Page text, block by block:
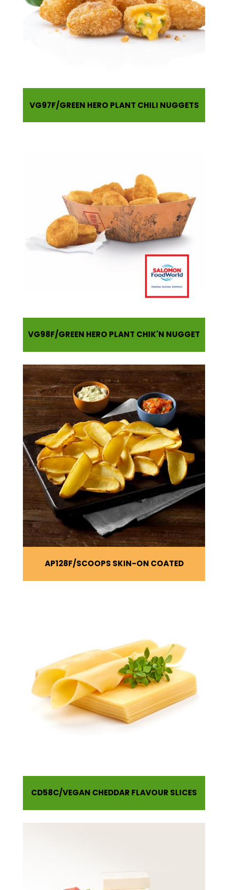
VG97F GREEN HERO PLANT CHILI NUGGETS
VG98F GREEN HERO PLANT CHIK'N NUGGET
AP128F SCOOPS SKIN-ON COATED
CD58C VEGAN CHEDDAR FLAVOUR SLICES